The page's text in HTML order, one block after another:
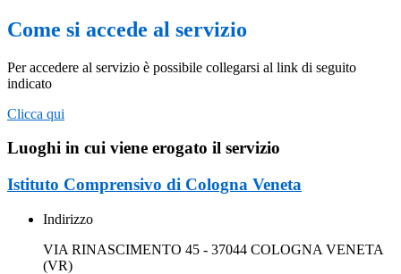
Come si accede al servizio
Per accedere al servizio è possibile collegarsi al link di seguito
indicato
Clicca qui
Luoghi in cui viene erogato il servizio
Istituto Comprensivo di Cologna Veneta
Indirizzo
VIA RINASCIMENTO 45 - 37044 COLOGNA VENETA
(VR)